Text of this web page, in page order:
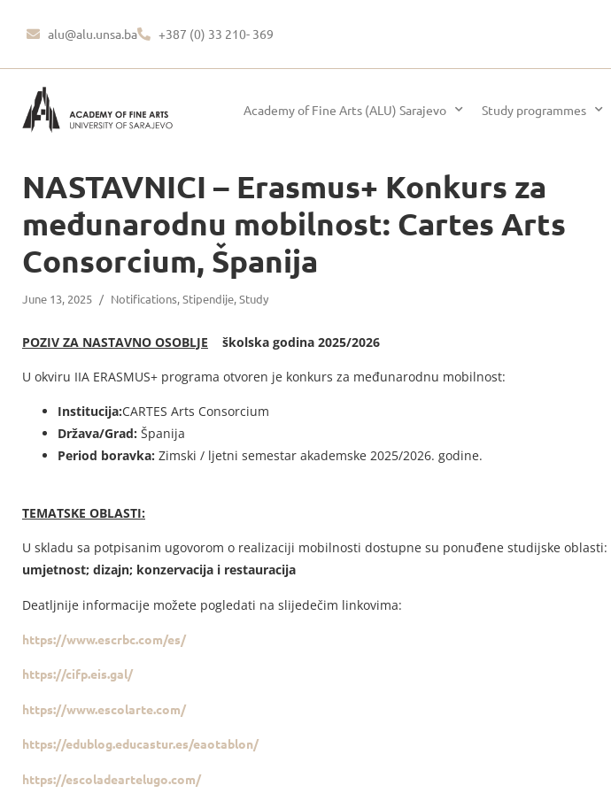
alu@alu.unsa.ba +387 (0) 33 210- 369
Academy of Fine Arts (ALU) Sarajevo Study programmes
NASTAVNICI – Erasmus+ Konkurs za
međunarodnu mobilnost: Cartes Arts
Consorcium, Španija
June 13, 2025 / Notifications,Stipendije,Study
POZIV ZA NASTAVNO OSOBLJE školska godina 2025/2026
U okviru IIA ERASMUS+ programa otvoren je konkurs za međunarodnu mobilnost:
Institucija:CARTES Arts Consorcium
Država/Grad: Španija
Period boravka: Zimski / ljetni semestar akademske 2025/2026. godine.
TEMATSKE OBLASTI:
U skladu sa potpisanim ugovorom o realizaciji mobilnosti dostupne su ponuđene studijske oblasti:
umjetnost; dizajn; konzervacija i restauracija
Deatljnije informacije možete pogledati na slijedečim linkovima:
https://www.escrbc.com/es/
https://cifp.eis.gal/
https://www.escolarte.com/
https://edublog.educastur.es/eaotablon/
https://escoladeartelugo.com/